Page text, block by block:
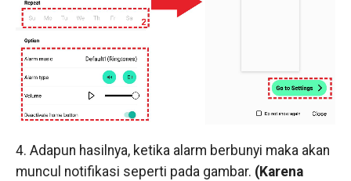
4. Adapun hasilnya, ketika alarm berbunyi maka akan
muncul notifikasi seperti pada gambar. (Karena